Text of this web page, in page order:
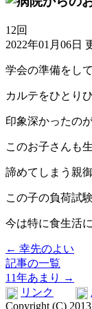
12回
2022年01月06日
学会の準備をし
カルテをひとり
印象深かったの
このお子さんも
諦めてしまう親
この子の負荷試
今は特に食生活
← 幸先のよい
記事の一覧
11年あまり →
リンク
Copyright (C)